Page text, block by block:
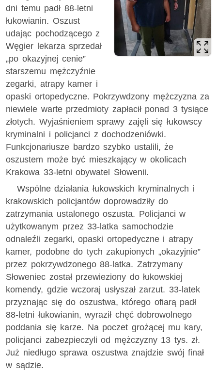
dni temu padł 88-letni
łukowianin. Oszust
udając pochodzącego z
Węgier lekarza sprzedał
„po okazyjnej cenie”
starszemu mężczyźnie
zegarki, atrapy kamer i
opaski ortopedyczne. Pokrzywdzony mężczyzna za
niewiele warte przedmioty zapłacił ponad 3 tysiące
złotych. Wyjaśnieniem sprawy zajęli się łukowscy
kryminalni i policjanci z dochodzeniówki.
Funkcjonariusze bardzo szybko ustalili, że
oszustem może być mieszkający w okolicach
Krakowa 33-letni obywatel Słowenii.
Wspólne działania łukowskich kryminalnych i
krakowskich policjantów doprowadziły do
zatrzymania ustalonego oszusta. Policjanci w
użytkowanym przez 33-latka samochodzie
odnaleźli zegarki, opaski ortopedyczne i atrapy
kamer, podobne do tych zakupionych „okazyjnie”
przez pokrzywdzonego 88-latka. Zatrzymany
Słoweniec został przewieziony do łukowskiej
komendy, gdzie wczoraj usłyszał zarzut. 33-latek
przyznając się do oszustwa, którego ofiarą padł
88-letni łukowianin, wyraził chęć dobrowolnego
poddania się karze. Na poczet grożącej mu kary,
policjanci zabezpieczyli od mężczyzny 13 tys. zł.
Już niedługo sprawa oszustwa znajdzie swój finał
w sądzie.